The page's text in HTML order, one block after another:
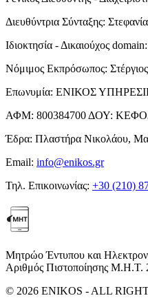
Διευθύντρια Σύνταξης:
Ιδιοκτησία - Δικαιούχος domain:
Νόμιμος Εκπρόσωπος:
Επωνυμία: ΕΝΙΚΟΣ
ΑΦΜ: 800384700 ΔΟΥ:
Έδρα: Πλαστήρα Νικολάου,
Email: info@enikos.gr
Τηλ. Επικοινωνίας: +30 (210)
Μητρώο Έντυπου και
Αριθμός Πιστοποίησης Μ.Η.Τ.
© 2026 ENIKOS - ALL